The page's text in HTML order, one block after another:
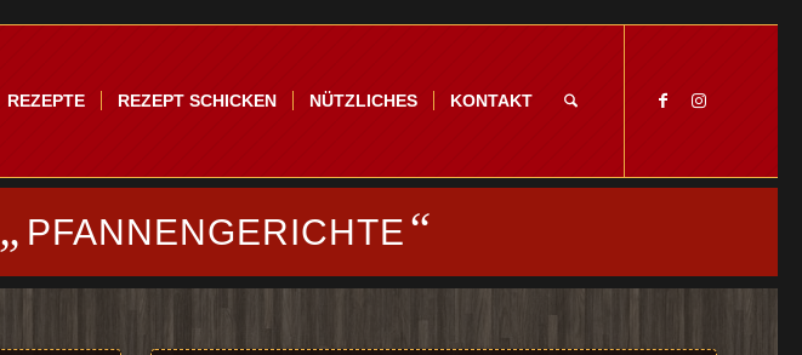
REZEPTE REZEPT SCHICKEN NÜTZLICHES KONTAKT
„ PFANNENGERICHTE “